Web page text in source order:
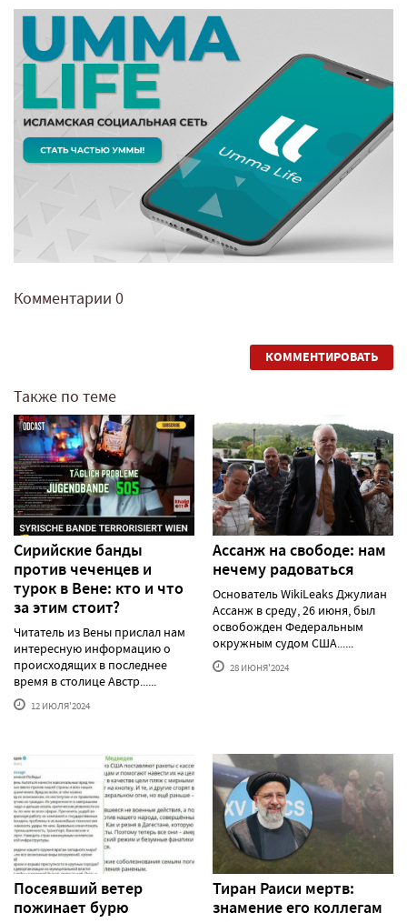
Комментарии 0
КОММЕНТИРОВАТЬ
Также по теме
Сирийские банды
против чеченцев и
турок в Вене: кто и что
за этим стоит?
Читатель из Вены прислал нам
интересную информацию о
происходящих в последнее
время в столице Австр......
12 ИЮЛЯ'2024
Ассанж на свободе: нам
нечему радоваться
Основатель WikiLeaks Джулиан
Ассанж в среду, 26 июня, был
освобожден Федеральным
окружным судом США......
28 ИЮНЯ'2024
Посеявший ветер
пожинает бурю
Тиран Раиси мертв:
знамение его коллегам